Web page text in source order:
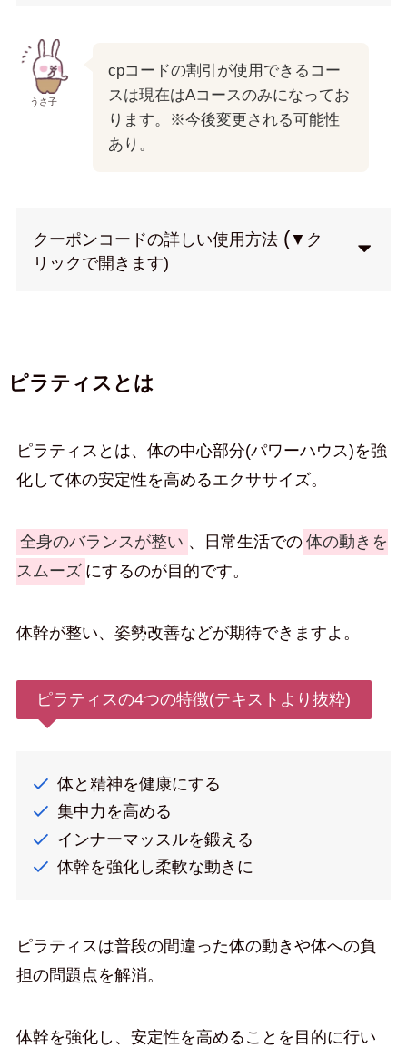
うさ子
cpコードの割引が使用できるコー
スは現在はAコースのみになってお
ります。※今後変更される可能性
あり。
クーポンコードの詳しい使用方法(▼ク
リックで開きます)
ピラティスとは
ピラティスとは、体の中心部分(パワーハウス)を強
化して体の安定性を高めるエクササイズ。
全身のバランスが整い 、日常生活での 体の動きを
スムーズ にするのが目的です。
体幹が整い、姿勢改善などが期待できますよ。
ピラティスの4つの特徴(テキストより抜粋)
体と精神を健康にする
集中力を高める
インナーマッスルを鍛える
体幹を強化し柔軟な動きに
ピラティスは普段の間違った体の動きや体への負
担の問題点を解消。
体幹を強化し、安定性を高めることを目的に行い